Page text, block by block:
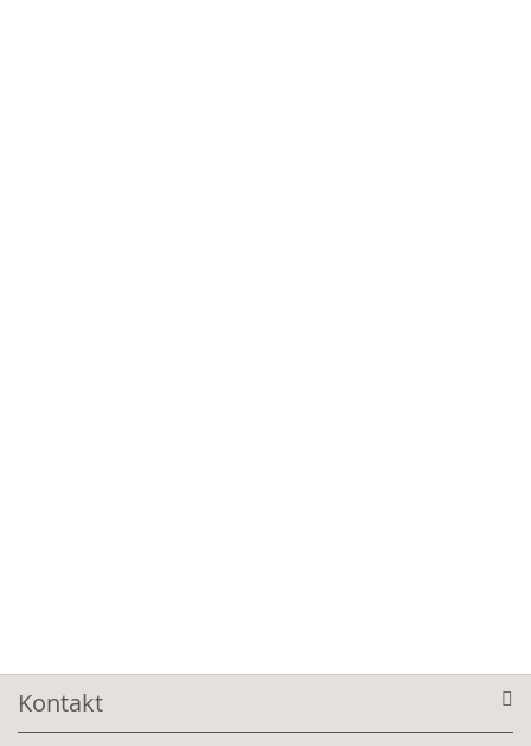
Kontakt